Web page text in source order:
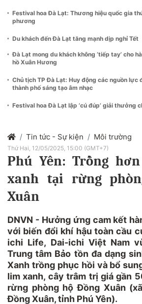
Festival hoa Đà Lạt: Thương hiệu quốc gia
phương
Du khách đến Đà Lạt tăng mạnh dịp nghỉ Tết
Đà Lạt mong du khách không ‘tiếp tay’ cho
hồ Xuân Hương
Chủ tịch TP Đà Lạt: Huy động các nguồn lực
thành phố sáng tạo âm nhạc
Festival hoa Đà Lạt lập ‘cú đúp’ giải thưởng
Tin tức - Sự kiện Môi trường
Thứ Hai, 12/05/2025, 15:00 (GMT+7)
Phú Yên: Trồng
xanh tại rừng
Xuân
DNVN - Hưởng ứng cam kết
với biến đổi khí hậu toàn cầu
ichi Life, Dai-ichi Việt Nam
Trung tâm Bảo tồn đa dạng
Xanh trồng phục hồi và bổ
lim xanh, cây trâm trị giá gần
rừng phòng hộ Đồng Xuân
Đồng Xuân, tỉnh Phú Yên).